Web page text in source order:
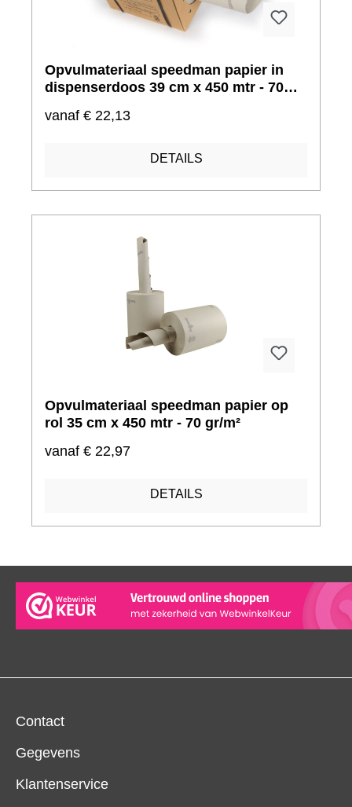
Opvulmateriaal speedman papier in
dispenserdoos 39 cm x 450 mtr - 70
vanaf € 22,13
DETAILS
Opvulmateriaal speedman papier op
rol 35 cm x 450 mtr - 70 gr/m²
vanaf € 22,97
DETAILS
Contact
Gegevens
Klantenservice